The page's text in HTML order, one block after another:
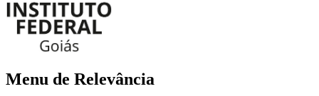
Menu de Relevância